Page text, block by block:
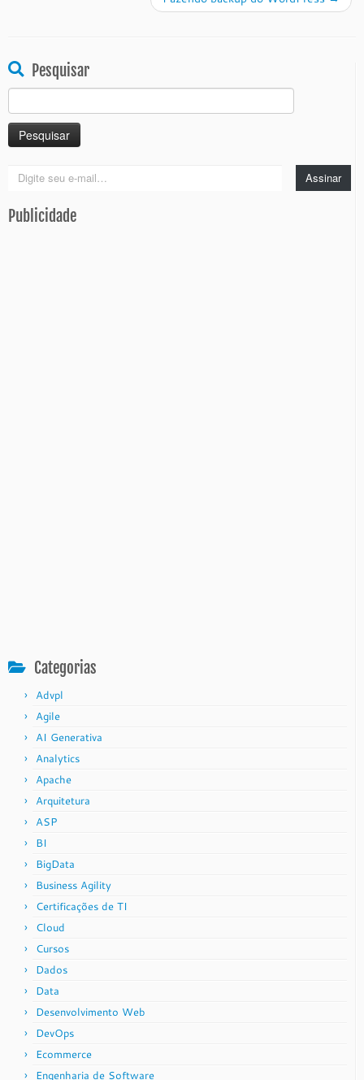
Pesquisar
por:
Digite
e-
mail…
Assinar
Publicidade
Categorias
Advpl
Agile
AI Generativa
Analytics
Apache
Arquitetura
ASP
BI
BigData
Business Agility
Certificações de TI
Cloud
Cursos
Dados
Data
Desenvolvimento Web
DevOps
Ecommerce
Engenharia de Software